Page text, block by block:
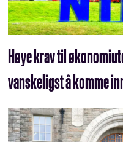
Høye krav til
vanskeligst å komme